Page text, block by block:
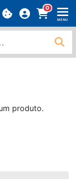
0
MENU
produto.